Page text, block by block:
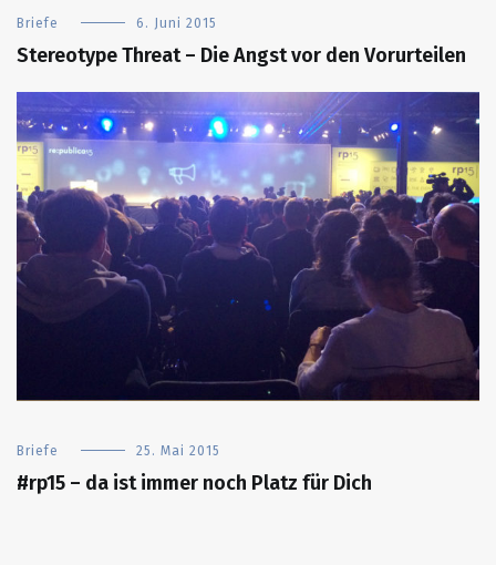
Briefe 6. Juni 2015
Stereotype Threat – Die Angst vor den Vorurteilen
Briefe 25. Mai 2015
#rp15 – da ist immer noch Platz für Dich